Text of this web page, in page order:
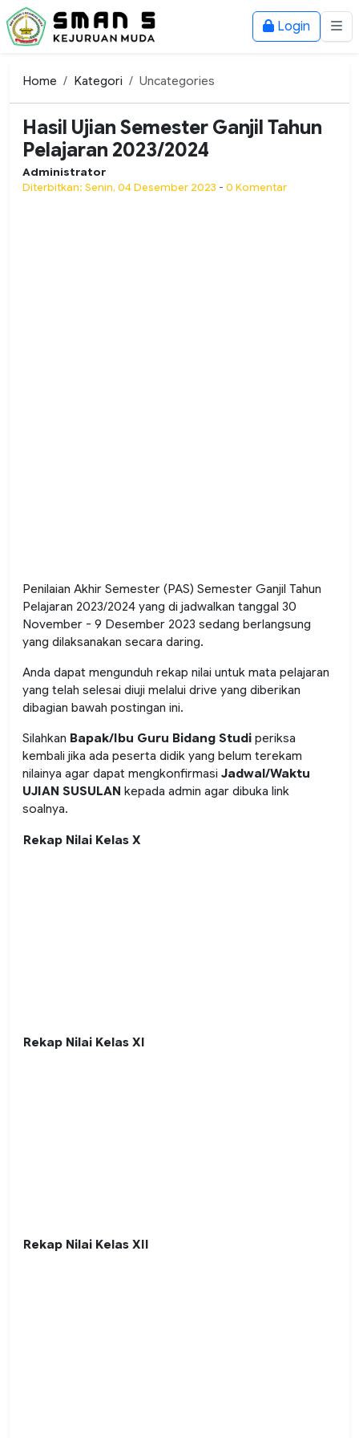
Login
Home Kategori Uncategories
Hasil Ujian Semester Ganjil Tahun
Pelajaran 2023/2024
Administrator
Diterbitkan: Senin, 04 Desember 2023 - 0 Komentar
Penilaian Akhir Semester (PAS) Semester Ganjil Tahun
Pelajaran 2023/2024 yang di jadwalkan tanggal 30
November - 9 Desember 2023 sedang berlangsung
yang dilaksanakan secara daring.
Anda dapat mengunduh rekap nilai untuk mata pelajaran
yang telah selesai diuji melalui drive yang diberikan
dibagian bawah postingan ini.
Silahkan Bapak/Ibu Guru Bidang Studi periksa
kembali jika ada peserta didik yang belum terekam
nilainya agar dapat mengkonfirmasi Jadwal/Waktu
UJIAN SUSULAN kepada admin agar dibuka link
soalnya.
Rekap Nilai Kelas X
Rekap Nilai Kelas XI
Rekap Nilai Kelas XII